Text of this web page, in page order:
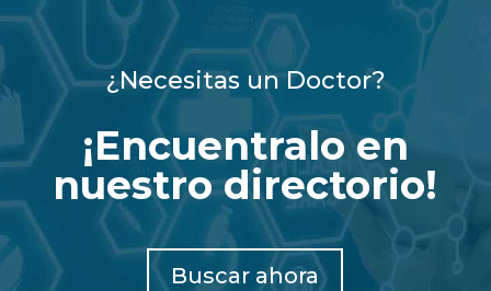
¿Necesitas un Doctor?
¡Encuentralo en
nuestro directorio!
Buscar ahora